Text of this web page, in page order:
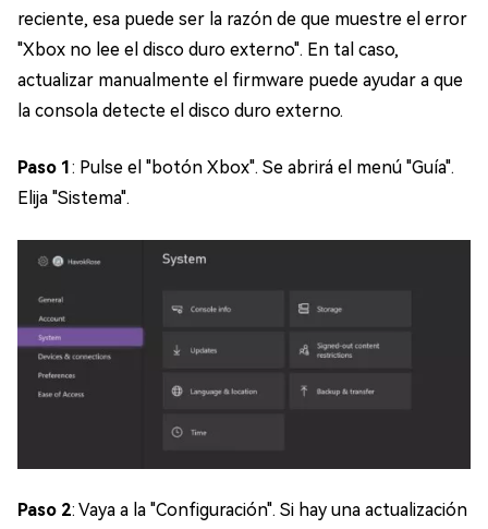
reciente, esa puede ser la razón de que muestre el error
"Xbox no lee el disco duro externo". En tal caso,
actualizar manualmente el firmware puede ayudar a que
la consola detecte el disco duro externo.
Paso 1: Pulse el "botón Xbox". Se abrirá el menú "Guía".
Elija "Sistema".
Paso 2: Vaya a la "Configuración". Si hay una actualización